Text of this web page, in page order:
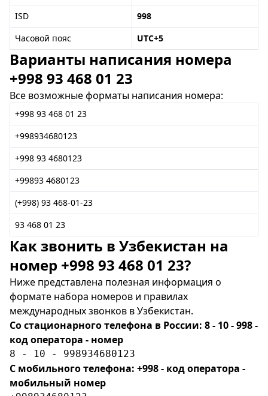
ISD
998
Часовой пояс
UTC+5
Варианты написания номера
+998 93 468 01 23
Все возможные форматы написания номера:
+998 93 468 01 23
+998934680123
+998 93 4680123
+99893 4680123
(+998) 93 468-01-23
93 468 01 23
Как звонить в Узбекистан на
номер +998 93 468 01 23?
Ниже представлена полезная информация о
формате набора номеров и правилах
международных звонков в Узбекистан.
Со стационарного телефона в России: 8 - 10 - 998 -
код оператора - номер
8 - 10 - 998934680123
С мобильного телефона: +998 - код оператора -
мобильный номер